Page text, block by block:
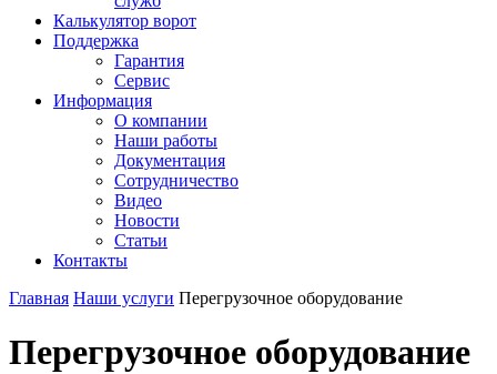
Калькулятор ворот
Поддержка
Гарантия
Сервис
Информация
О компании
Наши работы
Документация
Сотрудничество
Видео
Новости
Статьи
Контакты
Главная Наши услуги Перегрузочное оборудование
Перегрузочное оборудование